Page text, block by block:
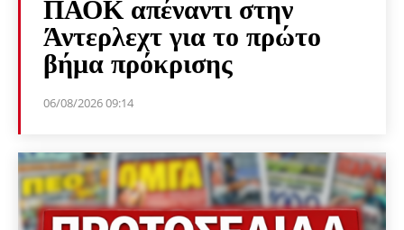
ΠΑΟΚ απέναντι στην
Άντερλεχτ για το πρώτο
βήμα πρόκρισης
06/08/2026 09:14